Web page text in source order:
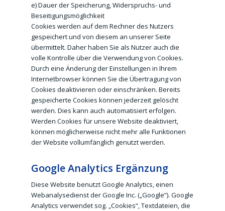
e) Dauer der Speicherung, Widerspruchs- und
Beseitigungsmöglichkeit
Cookies werden auf dem Rechner des Nutzers
gespeichert und von diesem an unserer Seite
übermittelt. Daher haben Sie als Nutzer auch die
volle Kontrolle über die Verwendung von Cookies.
Durch eine Änderung der Einstellungen in Ihrem
Internetbrowser können Sie die Übertragung von
Cookies deaktivieren oder einschränken. Bereits
gespeicherte Cookies können jederzeit gelöscht
werden. Dies kann auch automatisiert erfolgen.
Werden Cookies für unsere Website deaktiviert,
können möglicherweise nicht mehr alle Funktionen
der Website vollumfänglich genutzt werden.
Google Analytics Ergänzung
Diese Website benutzt Google Analytics, einen
Webanalysedienst der Google Inc. („Google“). Google
Analytics verwendet sog. „Cookies“, Textdateien, die